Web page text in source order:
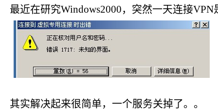
最近在研究Windows2000，突然一天连接VPN
其实解决起来很简单，一个服务关掉了。。